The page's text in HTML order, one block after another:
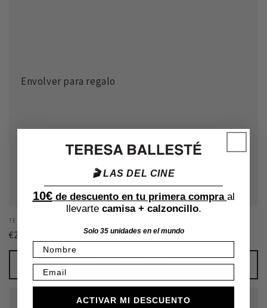
Envolver para regalo
Proveedor:
TERESA BALLESTÉ
Precio
habitual
€2,99 EUR
Agregar al carrito
🎬 LAS DEL CINE
10€de descuento en tu primera compra al
llevarte camisa + calzoncillo.
Solo 35 unidades en el mundo
Nombre
Email
ACTIVAR MI DESCUENTO